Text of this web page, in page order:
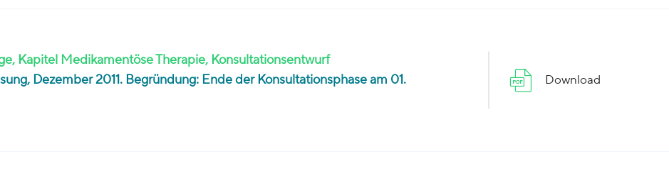
Kapitel Medikamentöse Therapie, Konsultationsentwurf
Dezember 2011. Begründung: Ende der Konsultationsphase am 01.
Download